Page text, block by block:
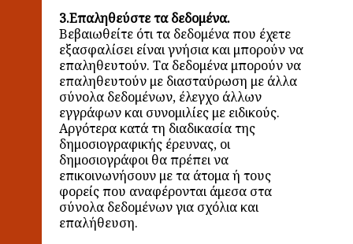
3.Επαληθεύστε τα δεδομένα.
Βεβαιωθείτε ότι τα δεδομένα που έχετε
εξασφαλίσει είναι γνήσια και μπορούν να
επαληθευτούν. Τα δεδομένα μπορούν να
επαληθευτούν με διασταύρωση με άλλα
σύνολα δεδομένων, έλεγχο άλλων
εγγράφων και συνομιλίες με ειδικούς.
Αργότερα κατά τη διαδικασία της
δημοσιογραφικής έρευνας, οι
δημοσιογράφοι θα πρέπει να
επικοινωνήσουν με τα άτομα ή τους
φορείς που αναφέρονται άμεσα στα
σύνολα δεδομένων για σχόλια και
επαλήθευση.